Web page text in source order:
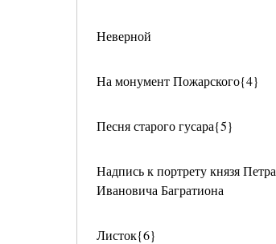
Неверной
На монумент Пожарского{4}
Песня старого гусара{5}
Надпись к портрету князя Петра
Ивановича Багратиона
Листок{6}